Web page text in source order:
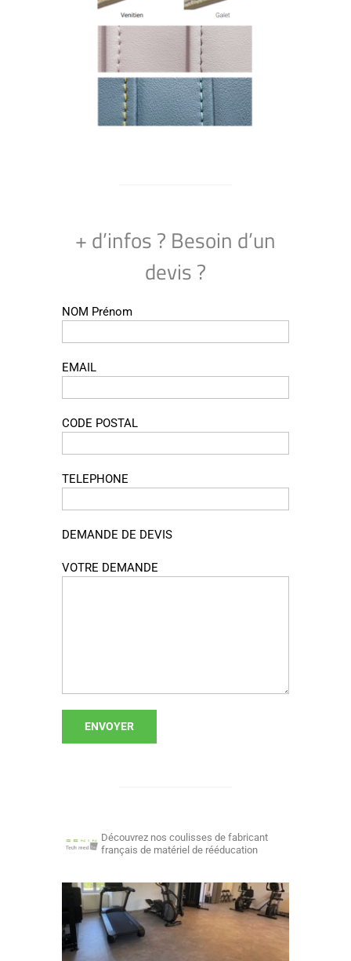
+ d’infos ? Besoin d’un
devis ?
NOM Prénom
EMAIL
CODE POSTAL
TELEPHONE
DEMANDE DE DEVIS
VOTRE DEMANDE
Découvrez nos coulisses de fabricant
français de matériel de rééducation